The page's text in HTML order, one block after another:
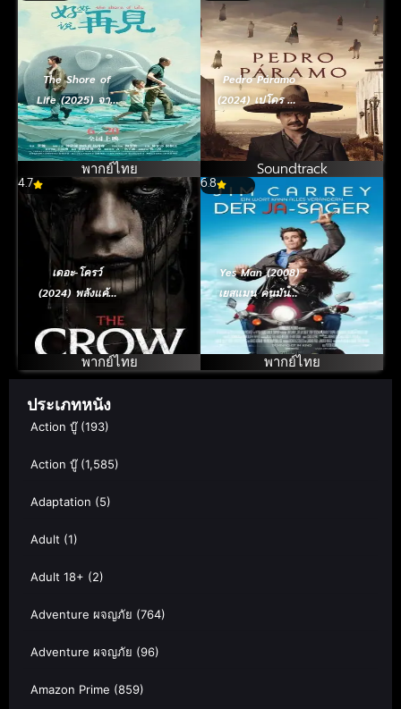
The Shore of
Life (2025) จาก
กันด้วยรัก
พากย์ไทย
Pedro Páramo
(2024) เปโดร ปา
รามือ
Soundtrack
4.7
เดอะ-โครว์
(2024) พลังแค้น
เหนือนรก
พากย์ไทย
6.8
Yes Man (2008)
เยสแมน คนมันรุ่ง
เพราะมุ่งเซย์
“เยส” (จิม แคร์รี่
ย์)พากย์ไทย
ประเภทหนัง
Action บู๊(193)
Action บู๊(1,585)
Adaptation (5)
Adult (1)
Adult 18+ (2)
Adventure ผจญภัย (764)
Adventure ผจญภัย (96)
Amazon Prime (859)